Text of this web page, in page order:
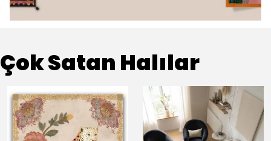
Çok Satan Halılar